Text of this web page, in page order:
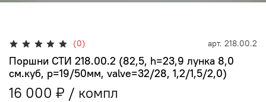
(0) арт. 218.00.2
Поршни СТИ 218.00.2 (82,5, h=23,9 лунка 8,0
см.куб, p=19/50мм, valve=32/28, 1,2/1,5/2,0)
16 000 ₽